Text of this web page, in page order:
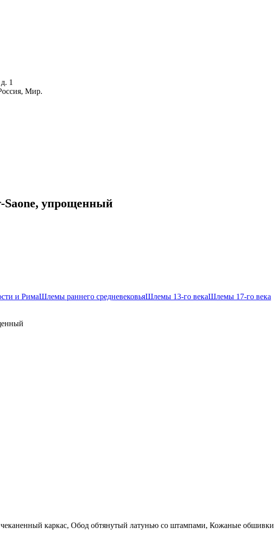
1
Мир.
упрощенный
и РимаШлемы раннего средневековьяШлемы 13-го векаШлемы 17-го века
каркас, Обод обтянутый латунью со штампами, Кожаные обшивки